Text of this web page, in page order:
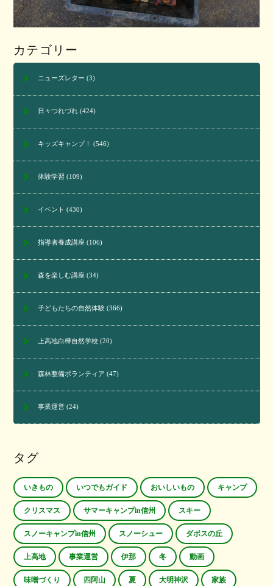
カテゴリー
ニューズレター (3)
日々つれづれ(424)
キッズキャンプ！ (546)
体験学習 (109)
イベント (430)
指導者養成講座(106)
森を楽しむ講座(34)
子どもたちの自然体験(366)
上高地白樺自然学校(20)
森林整備ボランティア (47)
事業運営(24)
タグ
いきもの いつでもガイド おいしいもの キャンプ
クリスマス サマーキャンプin信州 スキー
スノーキャンプin信州 スノーシュー ダボスの丘
上高地 事業運営 伊那 冬 動画
味噌づくり 四阿山 夏 大明神沢 家族